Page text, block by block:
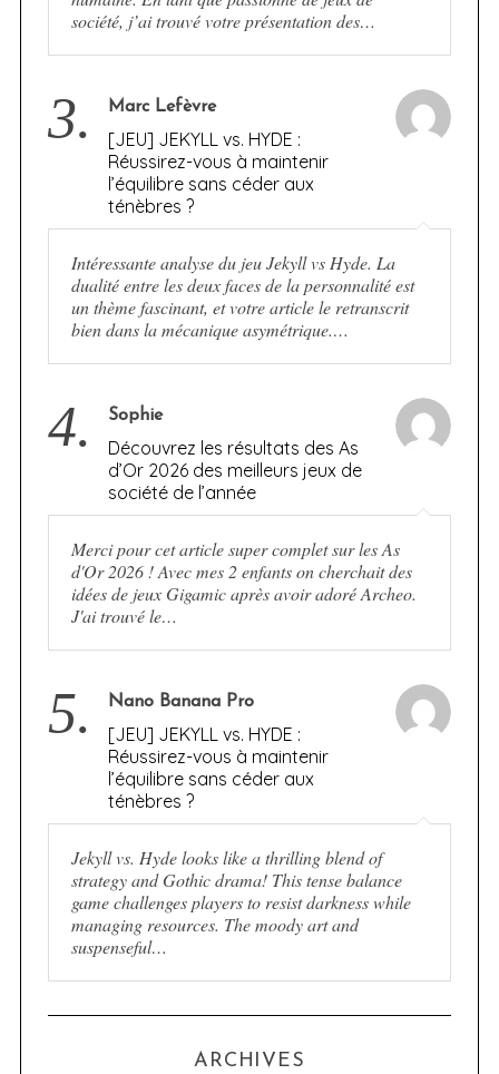
société, j’ai trouvé votre présentation des…
3. Marc Lefèvre
[JEU] JEKYLL vs. HYDE :
Réussirez-vous à maintenir
l’équilibre sans céder aux
ténèbres ?
Intéressante analyse du jeu Jekyll vs Hyde. La
dualité entre les deux faces de la personnalité est
un thème fascinant, et votre article le retranscrit
bien dans la mécanique asymétrique.…
4. Sophie
Découvrez les résultats des As
d’Or 2026 des meilleurs jeux de
société de l’année
Merci pour cet article super complet sur les As
d'Or 2026 ! Avec mes 2 enfants on cherchait des
idées de jeux Gigamic après avoir adoré Archeo.
J'ai trouvé le…
5. Nano Banana Pro
[JEU] JEKYLL vs. HYDE :
Réussirez-vous à maintenir
l’équilibre sans céder aux
ténèbres ?
Jekyll vs. Hyde looks like a thrilling blend of
strategy and Gothic drama! This tense balance
game challenges players to resist darkness while
managing resources. The moody art and
suspenseful…
ARCHIVES